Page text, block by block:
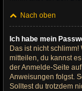
Nach oben
Ich habe mein
Das ist nicht
mitteilen, du kannst
der Anmelde-Seite
Anweisungen folgst.
Solltest du trotzdem